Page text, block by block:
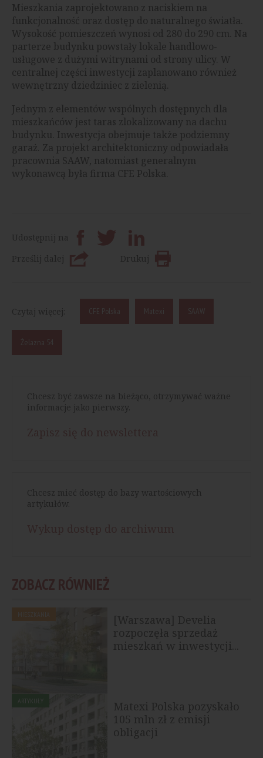
Mieszkania zaprojektowano z naciskiem na
funkcjonalność oraz dostęp do naturalnego światła.
Wysokość pomieszczeń wynosi od 280 do 290 cm. Na
parterze budynku powstały lokale handlowo-
usługowe z dużymi witrynami od strony ulicy. W
centralnej części inwestycji zaplanowano również
wewnętrzny dziedziniec z zielenią.
Jednym z elementów wspólnych dostępnych dla
mieszkańców jest taras zlokalizowany na dachu
budynku. Inwestycja obejmuje także podziemny
garaż. Za projekt architektoniczny odpowiadała
pracownia SAAW, natomiast generalnym
wykonawcą była firma CFE Polska.
Udostępnij na
Prześlij dalej
Drukuj
Czytaj więcej: CFE Polska Matexi SAAW
Żelazna 54
Chcesz być zawsze na bieżąco, otrzymywać ważne
informacje jako pierwszy.
Chcesz mieć dostęp do bazy wartościowych
artykułów.
ZOBACZ RÓWNIEŻ
[Warszawa] Develia
rozpoczęła sprzedaż
mieszkań w inwestycji...
ARTYKUŁY
Matexi Polska pozyskało
105 mln zł z emisji
obligacji